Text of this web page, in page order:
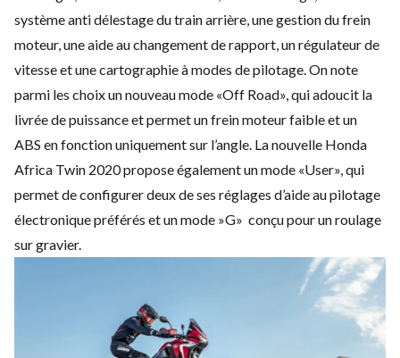
système anti délestage du train arrière, une gestion du frein
moteur, une aide au changement de rapport, un régulateur de
vitesse et une cartographie à modes de pilotage. On note
parmi les choix un nouveau mode «Off Road», qui adoucit la
livrée de puissance et permet un frein moteur faible et un
ABS en fonction uniquement sur l’angle. La nouvelle Honda
Africa Twin 2020 propose également un mode «User», qui
permet de configurer deux de ses réglages d’aide au pilotage
électronique préférés et un mode »G» conçu pour un roulage
sur gravier.